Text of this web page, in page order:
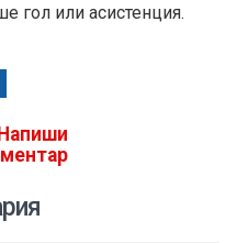
гол или асистенция.